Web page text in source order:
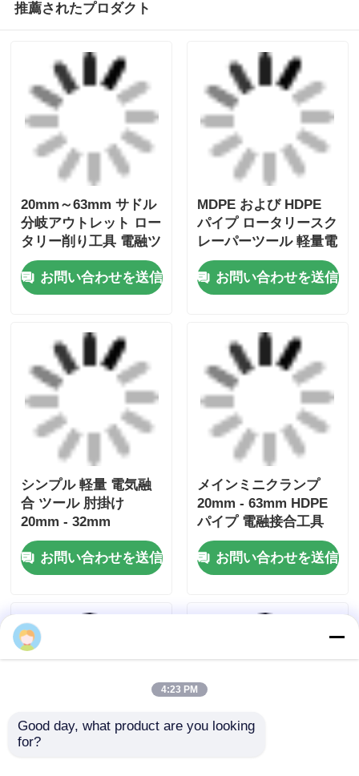
シンプル 軽量 電気融
20mm - 32mm
お問い合わせを送信
パイプ 電融接合工具
お問い合わせを送信
電流スクラッピングツ
ルチスクレイプキット
お問い合わせを送信
Uniprep 1 ローータリ
ール 電気融合 ツール
ステンレス スチール
アルミニウム
お問い合わせを送信
ホーム 企業情報 お問い合わせ
Desktop Site
地図
プライバシーポリシー規約
品質バット・フュージョン溶接機中国工
場.Copyright © 2026 Fusion Equipment
International Company Limited. All Rights
4:23 PM
Good day, what product are you looking
for?